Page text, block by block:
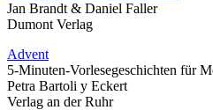
Jan Brandt & Daniel Faller
Dumont Verlag
Advent
5-Minuten-Vorlesegeschichten für
Petra Bartoli y Eckert
Verlag an der Ruhr